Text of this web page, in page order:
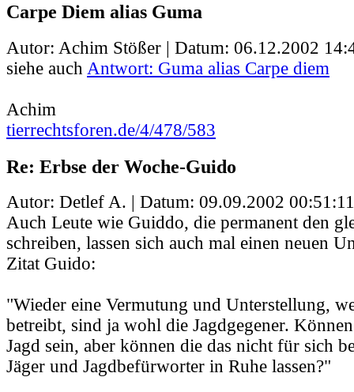
Carpe Diem alias Guma
Autor: Achim Stößer | Datum: 06.12.2002
siehe auch Antwort: Guma alias Carpe diem
Achim
tierrechtsforen.de/4/478/583
Re: Erbse der Woche-Guido
Autor: Detlef A. | Datum: 09.09.2002 00:51:11
Auch Leute wie Guiddo, die permanent den
schreiben, lassen sich auch mal einen neuen
Zitat Guido:
"Wieder eine Vermutung und Unterstellung,
betreibt, sind ja wohl die Jagdgegener.
Jagd sein, aber können die das nicht für sich
Jäger und Jagdbefürworter in Ruhe lassen?"